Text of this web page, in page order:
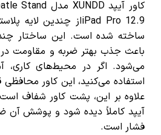
ساخته شده است. این ساختار
باعث جذب بهتر ضربه و مقاومت در
می‌شود. اگر در محیط‌های کاری،
استفاده می‌کنید، این کاور محافظی
علاوه بر این، پشت کاور شفاف
آیپد کاملاً دیده شود و پوشش آن
فشار است.